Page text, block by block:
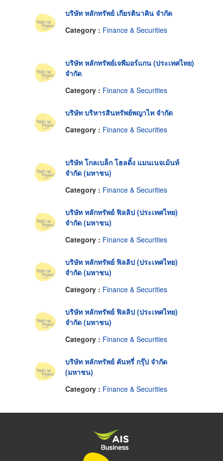
บริษัท หลักทรัพย์ เกียรตินาคิน จำกัด
Category : Finance & Securities
บริษัท หลักทรัพย์เจพีมอร์แกน (ประเทศไทย)
จำกัด
Category : Finance & Securities
บริษัท บริหารสินทรัพย์พญาไท จำกัด
Category : Finance & Securities
บริษัท โกลเบล็ก โฮลดิ้ง แมนเนจเม้นท์
จำกัด (มหาชน)
Category : Finance & Securities
บริษัท หลักทรัพย์ ฟิลลิป (ประเทศไทย)
จำกัด (มหาชน)
Category : Finance & Securities
บริษัท หลักทรัพย์ ฟิลลิป (ประเทศไทย)
จำกัด (มหาชน)
Category : Finance & Securities
บริษัท หลักทรัพย์ ฟิลลิป (ประเทศไทย)
จำกัด (มหาชน)
Category : Finance & Securities
บริษัท หลักทรัพย์ คันทรี่ กรุ๊ป จำกัด
(มหาชน)
Category : Finance & Securities